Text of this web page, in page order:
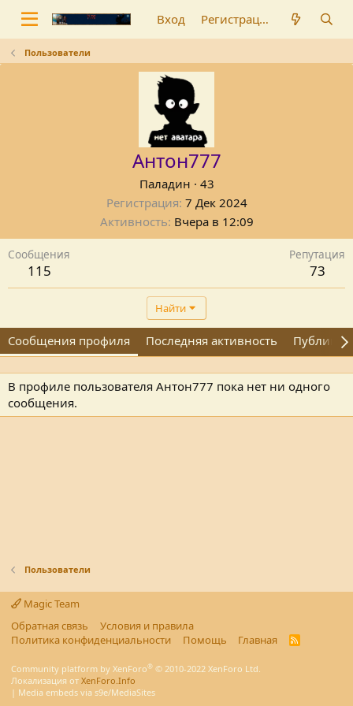
Вход Регистрация
Пользователи
Антон777
Паладин · 43
Регистрация 7 Дек 2024
Активность Вчера в 12:09
Сообщения
115
Репутация
73
Найти
Сообщения профиля Последняя активность
В профиле пользователя Антон777 пока нет ни одного
сообщения.
Пользователи
Magic Team
Обратная связь
Условия и правила
Политика конфиденциальности
Помощь Главная
R
Community platform by XenForo® © 2010-2022 XenForo Ltd.
Локализация от XenForo.Info
| Media embeds via s9e/MediaSites